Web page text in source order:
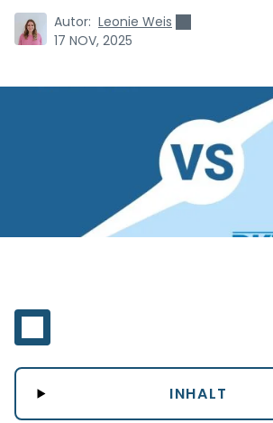
Autor: Leonie Weis
17 NOV, 2025
INHALT